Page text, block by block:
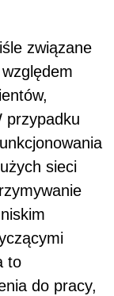
związane
przypadku
sieci
to
do pracy,